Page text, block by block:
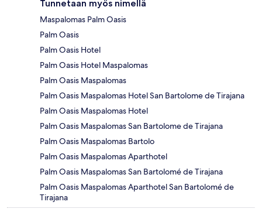
Tunnetaan myös nimellä
Maspalomas Palm Oasis
Palm Oasis
Palm Oasis Hotel
Palm Oasis Hotel Maspalomas
Palm Oasis Maspalomas
Palm Oasis Maspalomas Hotel San Bartolome de Tirajana
Palm Oasis Maspalomas Hotel
Palm Oasis Maspalomas San Bartolome de Tirajana
Palm Oasis Maspalomas Bartolo
Palm Oasis Maspalomas Aparthotel
Palm Oasis Maspalomas San Bartolomé de Tirajana
Palm Oasis Maspalomas Aparthotel San Bartolomé de
Tirajana